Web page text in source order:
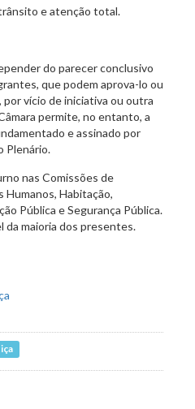
e atenção total.
do parecer conclusivo
que podem aprova-lo ou
vício de iniciativa ou outra
permite, no entanto, a
e assinado por
Plenário.
nas Comissões de
Habitação,
Pública e Segurança Pública.
da maioria dos presentes.